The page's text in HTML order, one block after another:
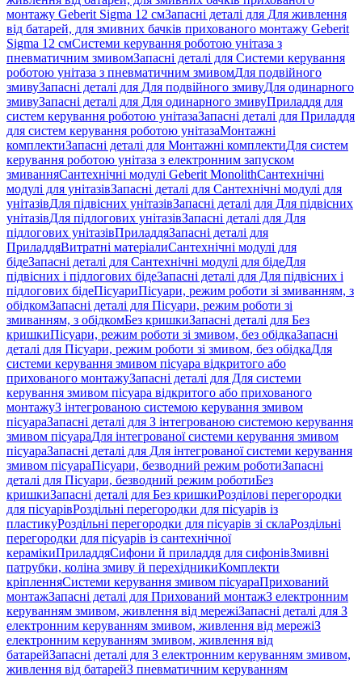
монтажу Geberit Sigma 12 смЗапасні деталі для Для живлення
від батарей, для змивних бачків прихованого монтажу Geberit
Sigma 12 смСистеми керування роботою унітаза з
пневматичним змивомЗапасні деталі для Системи керування
роботою унітаза з пневматичним змивомДля подвійного
змивуЗапасні деталі для Для подвійного змивуДля одинарного
змивуЗапасні деталі для Для одинарного змивуПриладдя для
систем керування роботою унітазаЗапасні деталі для Приладдя
для систем керування роботою унітазаМонтажні
комплектиЗапасні деталі для Монтажні комплектиДля систем
керування роботою унітаза з електронним запуском
змиванняСантехнічні модулі Geberit MonolithСантехнічні
модулі для унітазівЗапасні деталі для Сантехнічні модулі для
унітазівДля підвісних унітазівЗапасні деталі для Для підвісних
унітазівДля підлогових унітазівЗапасні деталі для Для
підлогових унітазівПриладдяЗапасні деталі для
ПриладдяВитратні матеріалиСантехнічні модулі для
бідеЗапасні деталі для Сантехнічні модулі для бідеДля
підвісних і підлогових бідеЗапасні деталі для Для підвісних і
підлогових бідеПісуариПісуари, режим роботи зі змиванням, з
обідкомЗапасні деталі для Пісуари, режим роботи зі
змиванням, з обідкомБез кришкиЗапасні деталі для Без
кришкиПісуари, режим роботи зі змивом, без обідкаЗапасні
деталі для Пісуари, режим роботи зі змивом, без обідкаДля
системи керування змивом пісуара відкритого або
прихованого монтажуЗапасні деталі для Для системи
керування змивом пісуара відкритого або прихованого
монтажуЗ інтегрованою системою керування змивом
пісуараЗапасні деталі для З інтегрованою системою керування
змивом пісуараДля інтегрованої системи керування змивом
пісуараЗапасні деталі для Для інтегрованої системи керування
змивом пісуараПісуари, безводний режим роботиЗапасні
деталі для Пісуари, безводний режим роботиБез
кришкиЗапасні деталі для Без кришкиРозділові перегородки
для пісуарівРоздільні перегородки для пісуарів із
пластикуРоздільні перегородки для пісуарів зі склаРоздільні
перегородки для пісуарів із сантехнічної
керамікиПриладдяСифони й приладдя для сифонівЗмивні
патрубки, коліна змиву й перехідникиКомплекти
кріпленняСистеми керування змивом пісуараПрихований
монтажЗапасні деталі для Прихований монтажЗ електронним
керуванням змивом, живлення від мережіЗапасні деталі для З
електронним керуванням змивом, живлення від мережіЗ
електронним керуванням змивом, живлення від
батарейЗапасні деталі для З електронним керуванням змивом,
живлення від батарейЗ пневматичним керуванням